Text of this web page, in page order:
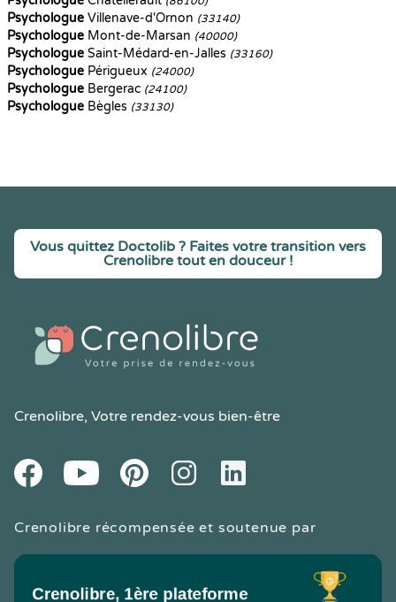
Psychologue Villenave-d'Ornon (33140)
Psychologue Mont-de-Marsan (40000)
Psychologue Saint-Médard-en-Jalles (33160)
Psychologue Périgueux (24000)
Psychologue Bergerac (24100)
Psychologue Bègles (33130)
Vous quittez Doctolib ? Faites votre transition vers
Crenolibre tout en douceur !
Crenolibre, Votre rendez-vous bien-être
FacebookYoutube PinteresetInstagramLinkedIn
Crenolibre récompensée et soutenue par